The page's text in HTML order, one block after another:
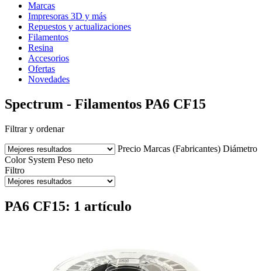
Marcas
Impresoras 3D y más
Repuestos y actualizaciones
Filamentos
Resina
Accesorios
Ofertas
Novedades
Spectrum - Filamentos PA6 CF15
Filtrar y ordenar
Precio Marcas (Fabricantes) Diámetro
Color System Peso neto
Filtro
PA6 CF15: 1 artículo